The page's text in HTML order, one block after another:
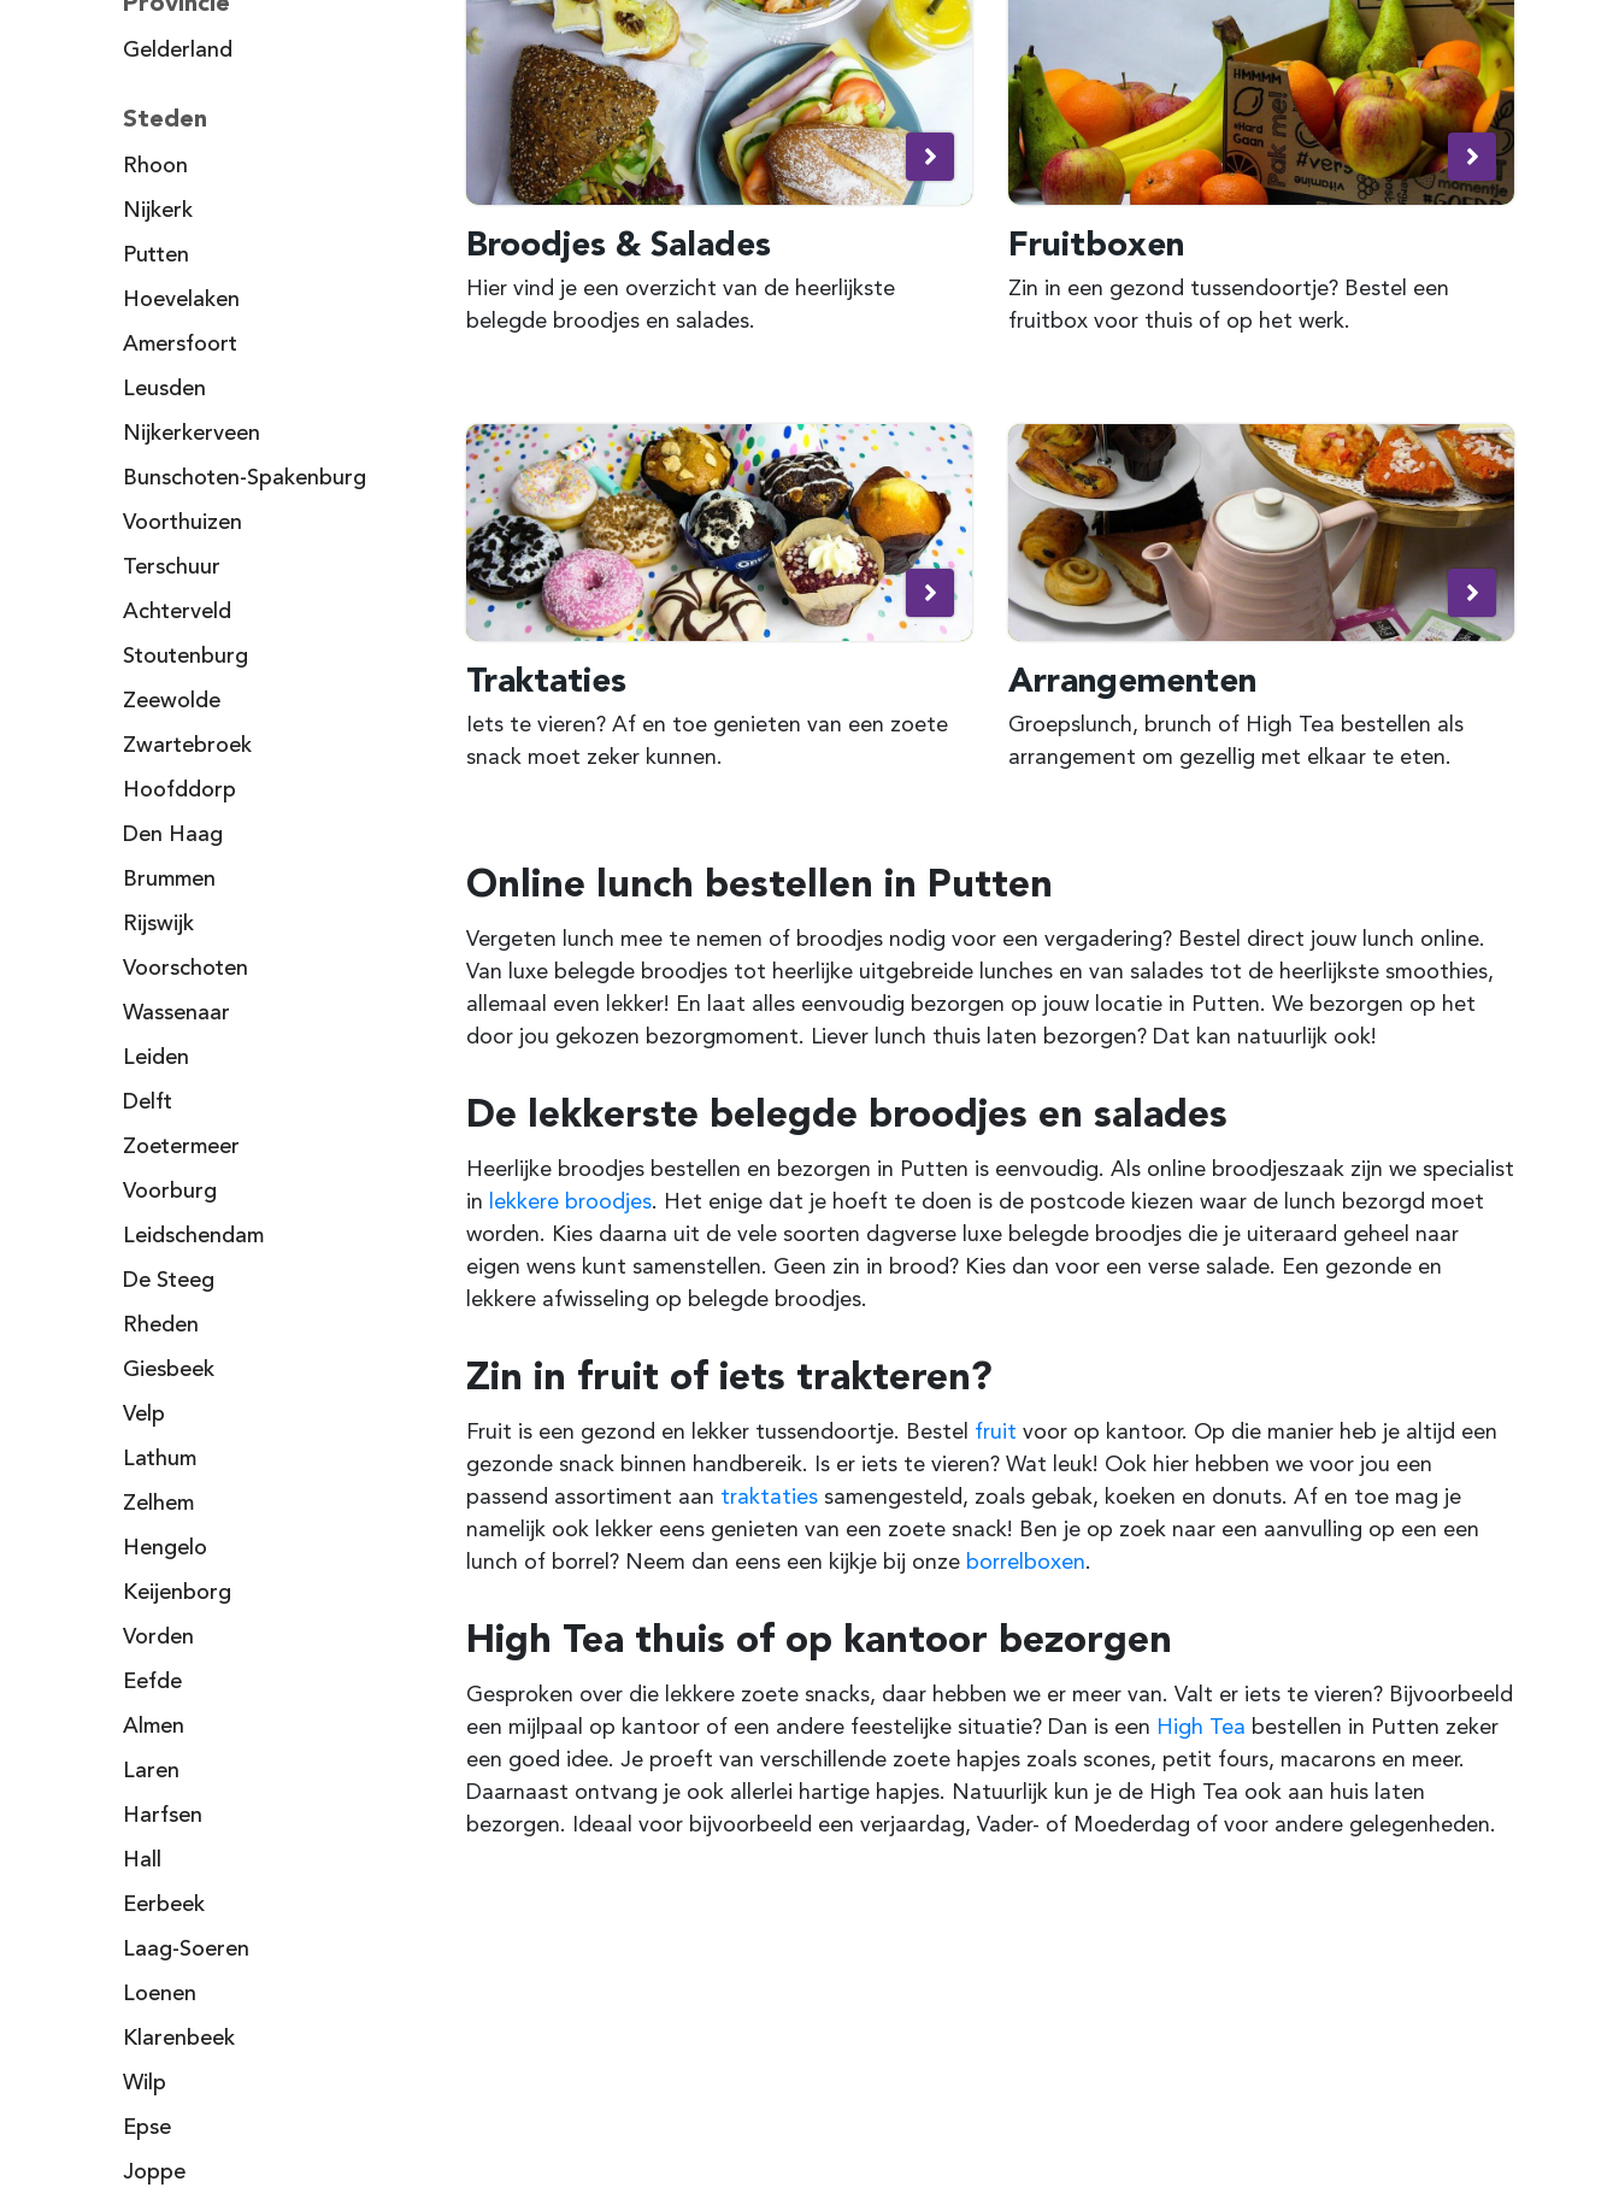
Gelderland
Steden
Rhoon
Nijkerk
Putten
Hoevelaken
Amersfoort
Leusden
Nijkerkerveen
Bunschoten-Spakenburg
Voorthuizen
Terschuur
Achterveld
Stoutenburg
Zeewolde
Zwartebroek
Hoofddorp
Den Haag
Brummen
Rijswijk
Voorschoten
Wassenaar
Leiden
Delft
Zoetermeer
Voorburg
Leidschendam
De Steeg
Rheden
Giesbeek
Velp
Lathum
Zelhem
Hengelo
Keijenborg
Vorden
Eefde
Almen
Laren
Harfsen
Hall
Eerbeek
Laag-Soeren
Loenen
Klarenbeek
Wilp
Epse
Joppe
Broodjes & Salades
Hier vind je een overzicht van de heerlijkste
belegde broodjes en salades.
Fruitboxen
Zin in een gezond tussendoortje? Bestel een
fruitbox voor thuis of op het werk.
Traktaties
Iets te vieren? Af en toe genieten van een zoete
snack moet zeker kunnen.
Arrangementen
Groepslunch, brunch of High Tea bestellen als
arrangement om gezellig met elkaar te eten.
Online lunch bestellen in Putten
Vergeten lunch mee te nemen of broodjes nodig voor een vergadering? Bestel direct jouw lunch online.
Van luxe belegde broodjes tot heerlijke uitgebreide lunches en van salades tot de heerlijkste smoothies,
allemaal even lekker! En laat alles eenvoudig bezorgen op jouw locatie in Putten. We bezorgen op het
door jou gekozen bezorgmoment. Liever lunch thuis laten bezorgen? Dat kan natuurlijk ook!
De lekkerste belegde broodjes en salades
Heerlijke broodjes bestellen en bezorgen in Putten is eenvoudig. Als online broodjeszaak zijn we specialist
in
lekkere broodjes. Het enige dat je hoeft te doen is de postcode kiezen waar de lunch bezorgd moet
worden. Kies daarna uit de vele soorten dagverse luxe belegde broodjes die je uiteraard geheel naar
eigen wens kunt samenstellen. Geen zin in brood? Kies dan voor een verse salade. Een gezonde en
lekkere afwisseling op belegde broodjes.
Zin in fruit of iets trakteren?
Fruit is een gezond en lekker tussendoortje. Bestel fruit voor op kantoor. Op die manier heb je altijd een
gezonde snack binnen handbereik. Is er iets te vieren? Wat leuk! Ook hier hebben we voor jou een
passend assortiment aan traktaties samengesteld, zoals gebak, koeken en donuts. Af en toe mag je
namelijk ook lekker eens genieten van een zoete snack! Ben je op zoek naar een aanvulling op een een
lunch of borrel? Neem dan eens een kijkje bij onze borrelboxen.
High Tea thuis of op kantoor bezorgen
Gesproken over die lekkere zoete snacks, daar hebben we er meer van. Valt er iets te vieren? Bijvoorbeeld
een mijlpaal op kantoor of een andere feestelijke situatie? Dan is een High Tea bestellen in Putten zeker
een goed idee. Je proeft van verschillende zoete hapjes zoals scones, petit fours, macarons en meer.
Daarnaast ontvang je ook allerlei hartige hapjes. Natuurlijk kun je de High Tea ook aan huis laten
bezorgen. Ideaal voor bijvoorbeeld een verjaardag, Vader- of Moederdag of voor andere gelegenheden.